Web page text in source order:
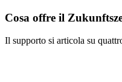
Cosa offre il
Il supporto si articola su